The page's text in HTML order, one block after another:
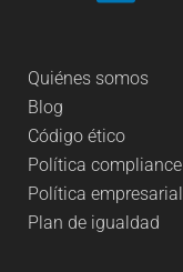
Quiénes somos
Blog
Código ético
Política compliance
Política empresarial
Plan de igualdad